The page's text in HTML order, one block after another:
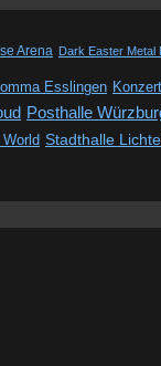
Arena Dark Easter Metal
Esslingen
Posthalle
Stadthalle